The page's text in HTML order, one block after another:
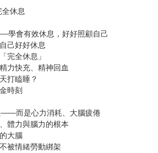
休息
學會有效休息，好好照顧自己
己好好休息
完全休息」
力快充、精神回血
打瞌睡？
時刻
——而是心力消耗、大腦疲倦
體力與腦力的根本
大腦
被情緒勞動綁架